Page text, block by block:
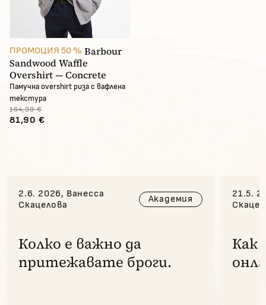
ПРОМОЦИЯ 50 % Barbour
Sandwood Waffle
Overshirt — Concrete
Памучна overshirt риза с вафлена
текстура
164,90 €
81,90 €
2.6. 2026, Ванесса
Скацелова
Академия
Колко е важно да
притежавате броги.
21.5.
Как